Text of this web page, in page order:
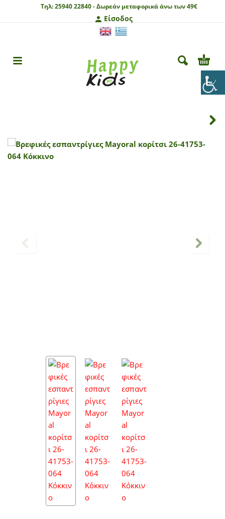
Τηλ:25940 22840 -Δωρεάν μεταφορικά άνω των 49€
Είσοδος